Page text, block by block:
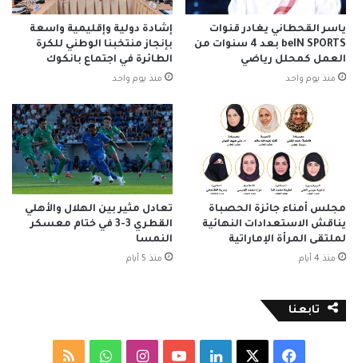
ياسر القحطاني يغادر قنوات
beIN SPORTS بعد 4 سنوات من
العمل كمحلل رياضي
منذ يوم واحد
إشادة دولية وإقليمية واسعة
بإنجاز منتخبنا الوطني للكرة
الطائرة في اجتماع بانكوك
منذ يوم واحد
مجلس أمناء جائزة الحصباة
يناقش الاستعدادات النهائية
لملتقى المرأة الإماراتية
منذ 4 أيام
تعادل مثير بين الهلال والأهلي
القطري 3-3 في ختام معسكر
النمسا
منذ 5 أيام
تابعنا
فيسبوك لينكدإن‫YouTubeانستقرامواتسابملخص